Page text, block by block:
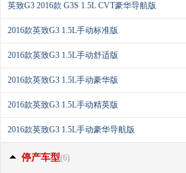
英致G3 2016款 G3S 1.5L CVT豪华导航版
2016款英致G3 1.5L手动标准版
2016款英致G3 1.5L手动舒适版
2016款英致G3 1.5L手动豪华版
2016款英致G3 1.5L手动精英版
2016款英致G3 1.5L手动豪华导航版
停产车型(6)